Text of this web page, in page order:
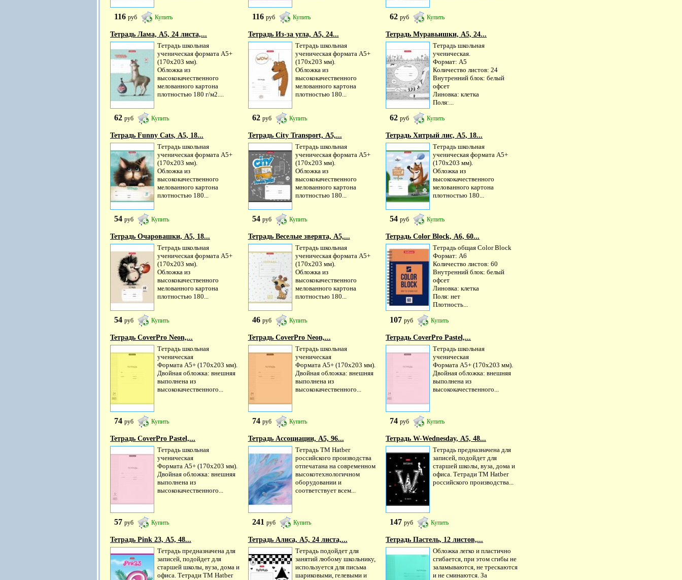
116 руб Купить 116 руб Купить 62руб Купить
Тетрадь Лама, А5, 24 листа,...
Тетрадь школьная
ученическая формата А5+
(170х203 мм).
Обложка из
высококачественного
мелованного картона
плотностью 180 г/м2....
62 руб Купить
Тетрадь Из-за угла, А5, 24...
Тетрадь школьная
ученическая формата А5+
(170х203 мм).
Обложка из
высококачественного
мелованного картона
плотностью 180...
62 руб Купить
Тетрадь Муравьишки, А5, 24...
Тетрадь школьная
ученическая.
Формат: А5
Количество листов: 24
Внутренний блок: белый
офсет
Линовка: клетка
Поля:...
62руб Купить
Тетрадь Funny Cats, А5, 18...
Тетрадь школьная
ученическая формата А5+
(170х203 мм).
Обложка из
высококачественного
мелованного картона
плотностью 180...
54 руб Купить
Тетрадь City Transport, А5,...
Тетрадь школьная
ученическая формата А5+
(170х203 мм).
Обложка из
высококачественного
мелованного картона
плотностью 180...
54 руб Купить
Тетрадь Хитрый лис, А5, 18...
Тетрадь школьная
ученическая формата А5+
(170х203 мм).
Обложка из
высококачественного
мелованного картона
плотностью 180...
54руб Купить
Тетрадь Очаровашки, А5, 18...
Тетрадь школьная
ученическая формата А5+
(170х203 мм).
Обложка из
высококачественного
мелованного картона
плотностью 180...
54 руб Купить
Тетрадь Веселые зверята, А5,...
Тетрадь школьная
ученическая формата А5+
(170х203 мм).
Обложка из
высококачественного
мелованного картона
плотностью 180...
46 руб Купить
Тетрадь Color Block, А6, 60...
Тетрадь общая Color Block
Формат: А6
Количество листов: 60
Внутренний блок: белый
офсет
Линовка: клетка
Поля: нет
Плотность...
107руб Купить
Тетрадь CoverPrо Neon,...
Тетрадь школьная
ученическая
Формата А5+ (170x203 мм).
Двойная обложка: внешняя
выполнена из
высококачественного...
74 руб Купить
Тетрадь CoverPrо Neon,...
Тетрадь школьная
ученическая
Формата А5+ (170x203 мм).
Двойная обложка: внешняя
выполнена из
высококачественного...
74 руб Купить
Тетрадь CoverPrо Pastel,...
Тетрадь школьная
ученическая
Формата А5+ (170x203 мм).
Двойная обложка: внешняя
выполнена из
высококачественного...
74руб Купить
Тетрадь CoverPrо Pastel,...
Тетрадь школьная
ученическая
Формата А5+ (170x203 мм).
Двойная обложка: внешняя
выполнена из
высококачественного...
57 руб Купить
Тетрадь Ассоциации, А5, 96...
Тетрадь ТМ Hatber
российского производства
отпечатана на современном
высокотехнологичном
оборудовании и
соответствует всем...
241 руб Купить
Тетрадь W-Wednesday, А5, 48...
Тетрадь предназначена для
записей, подойдет для
старшей школы, вуза, дома и
офиса. Тетради ТМ Hatber
российского производства...
147руб Купить
Тетрадь Pink 23, А5, 48...
Тетрадь предназначена для
записей, подойдет для
старшей школы, вуза, дома и
офиса. Тетради ТМ Hatber
Тетрадь Алиса, А5, 24 листа,...
Тетрадь подойдет для
занятий любому школьнику,
используется для письма
шариковыми, гелевыми и
Тетрадь Пастель, 12 листов,...
Обложка легко и пластично
сгибается, при этом сгибы не
заламываются, не трескаются
и не сминаются. За